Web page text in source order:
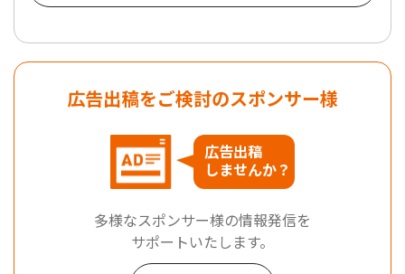
広告出稿をご検討のスポンサー様
広告出稿
しませんか？
多様なスポンサー様の情報発信を
サポートいたします。